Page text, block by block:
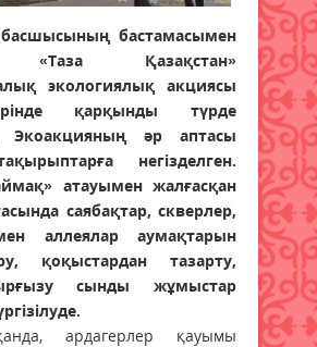
бастамасымен
«Таза Қазақстан»
экологиялық акциясы
қарқынды түрде
Экоакцияның әр аптасы
негізделген.
атауымен жалғасқан
саябақтар, скверлер,
аллеялар аумақтарын
қоқыстардан тазарту,
сынды жұмыстар
ардагерлер қауымы